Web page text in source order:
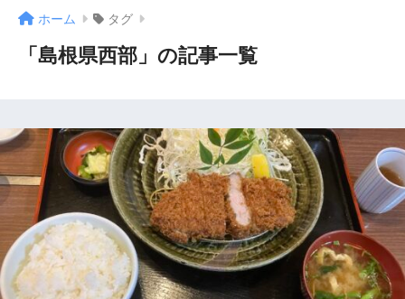
ホーム タグ
「島根県西部」の記事一覧